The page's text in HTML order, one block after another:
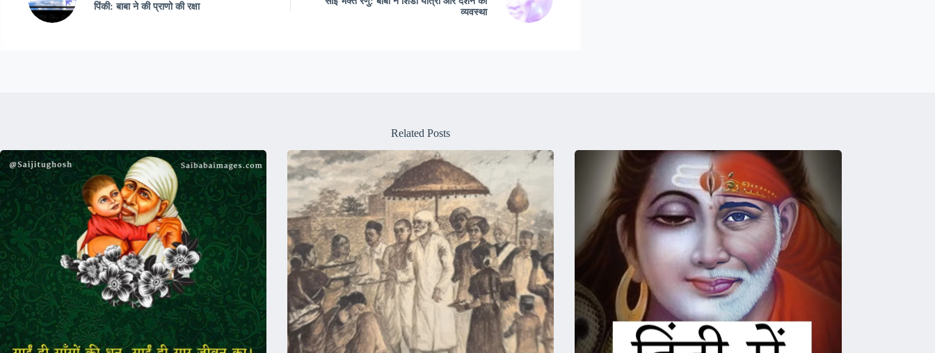
पिंकी: बाबा ने की प्राणो की रक्षा
व्यवस्था
Related Posts